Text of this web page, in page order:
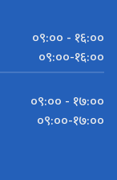
०९:०० - १६:००
०९:००-१६:००
०९:०० - १७:००
०९:००-१७:००